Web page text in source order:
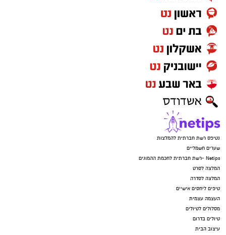
נטיפס רשת חברתית להמלצות
שערים חשמליים
Netips -רשת חברתית לחכמת ההמונים
המלצה לסרט
המלצה לסדרה
טיפים ליחסים אישיים
העצמה עצמית
מסלולים לטיולים
טיולים בדרום
עיצוב הבית